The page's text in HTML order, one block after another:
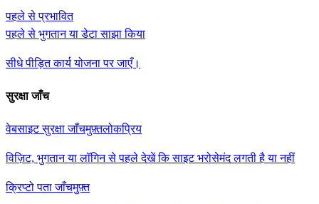
पहले से प्रभावित
पहले से भुगतान या डेटा साझा किया
सीधे पीड़ित कार्य योजना पर जाएँ।
सुरक्षा जाँच
वेबसाइट सुरक्षा जाँचमुफ़्तलोकप्रिय
विज़िट, भुगतान या लॉगिन से पहले देखें कि साइट भरोसेमंद लगती है या नहीं
क्रिप्टो पता जाँचमुफ़्त